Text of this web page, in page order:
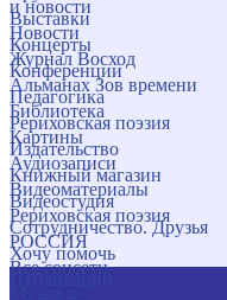
и новости
Новости
Журнал Восход
Альманах Зов времени
Библиотека
Картины
Аудиозаписи
Видеоматериалы
Рериховская поэзия
РОССИЯ
Все соцсети
Выставки
Концерты
Конференции
Педагогика
Рериховская поэзия
Издательство
Книжный магазин
Видеостудия
Сотрудничество. Друзья
Хочу помочь